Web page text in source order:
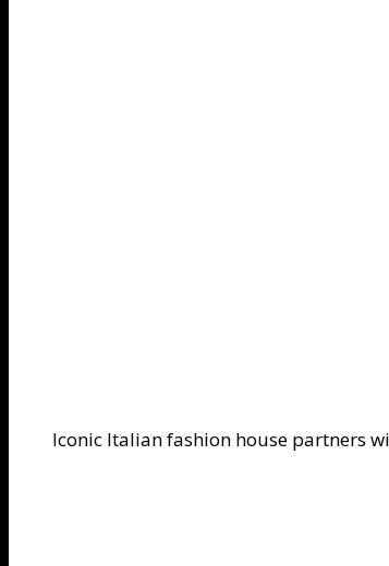
Iconic Italian fashion house partners